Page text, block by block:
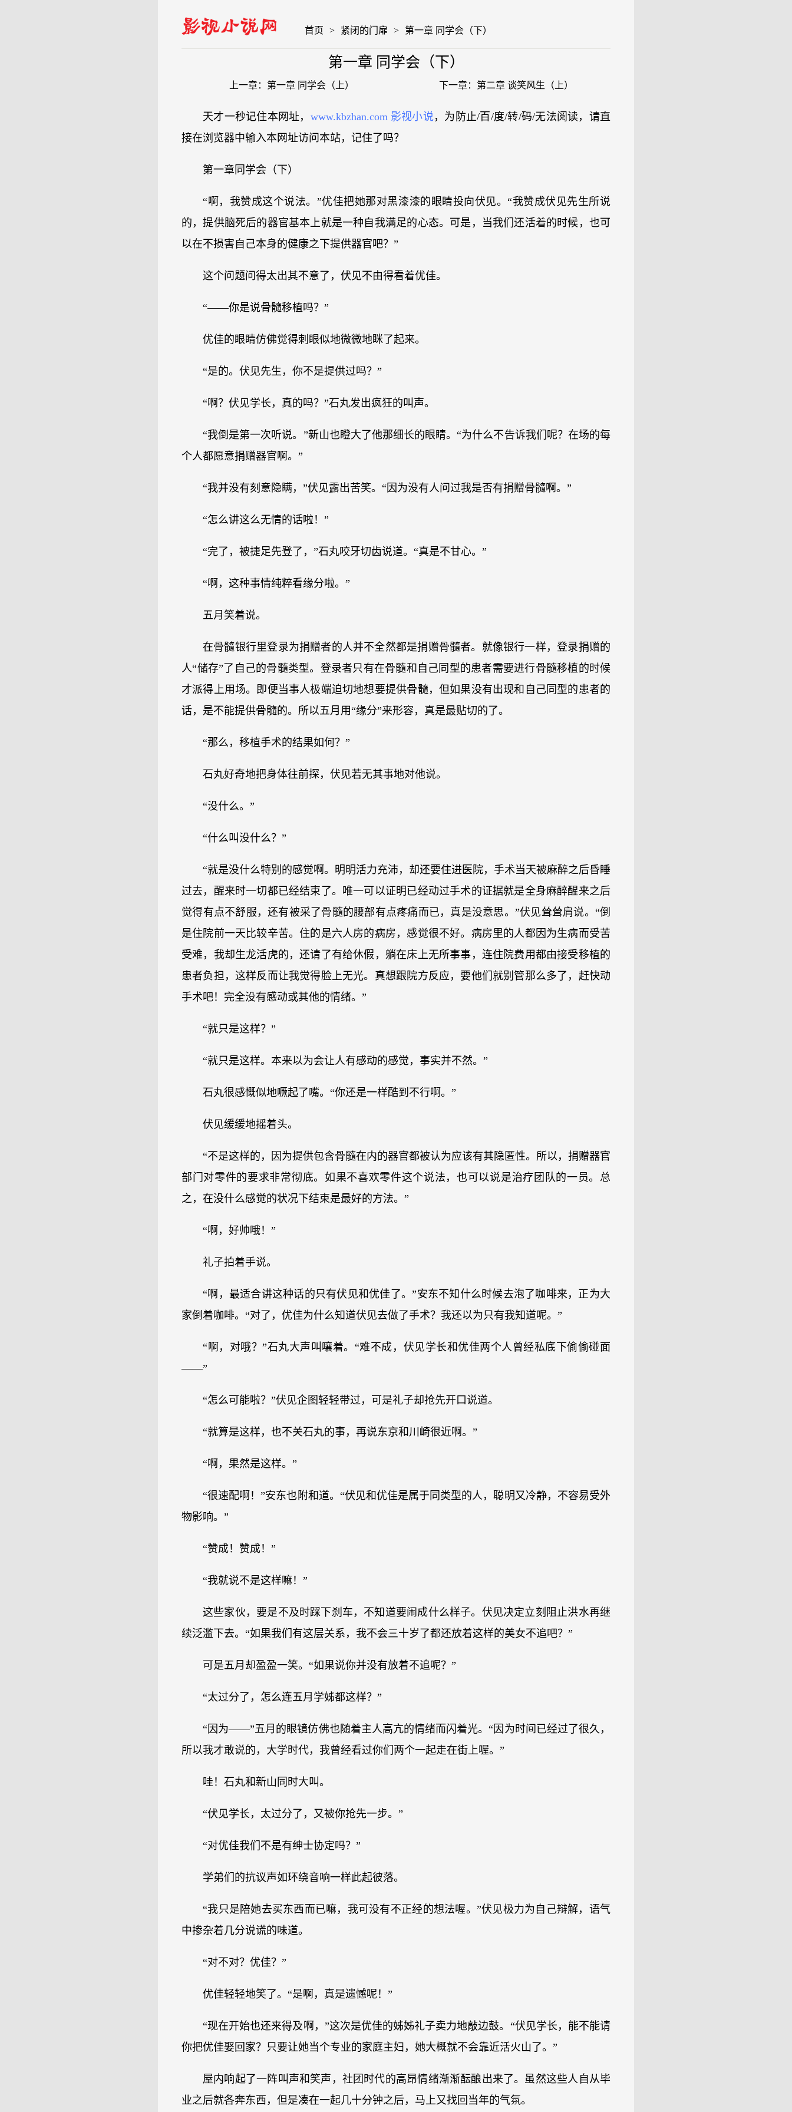
首页 > 紧闭的门扉 > 第一章 同学会（下）
第一章 同学会（下）
上一章： 第一章 同学会（上） 下一章： 第二章 谈笑风生（上）
天才一秒记住本网址， www.kbzhan.com 影视小说，为防止/百/度/转/码/无法阅读，请直
接在浏览器中输入本网址访问本站，记住了吗？
第一章同学会（下）
“啊，我赞成这个说法。”优佳把她那对黑漆漆的眼睛投向伏见。“我赞成伏见先生所说
的，提供脑死后的器官基本上就是一种自我满足的心态。可是，当我们还活着的时候，也可
以在不损害自己本身的健康之下提供器官吧？”
这个问题问得太出其不意了，伏见不由得看着优佳。
“——你是说骨髓移植吗？”
优佳的眼睛仿佛觉得刺眼似地微微地眯了起来。
“是的。伏见先生，你不是提供过吗？”
“啊？伏见学长，真的吗？”石丸发出疯狂的叫声。
“我倒是第一次听说。”新山也瞪大了他那细长的眼睛。“为什么不告诉我们呢？在场的每
个人都愿意捐赠器官啊。”
“我并没有刻意隐瞒，”伏见露出苦笑。“因为没有人问过我是否有捐赠骨髓啊。”
“怎么讲这么无情的话啦！”
“完了，被捷足先登了，”石丸咬牙切齿说道。“真是不甘心。”
“啊，这种事情纯粹看缘分啦。”
五月笑着说。
在骨髓银行里登录为捐赠者的人并不全然都是捐赠骨髓者。就像银行一样，登录捐赠的
人“储存”了自己的骨髓类型。登录者只有在骨髓和自己同型的患者需要进行骨髓移植的时候
才派得上用场。即便当事人极端迫切地想要提供骨髓，但如果没有出现和自己同型的患者的
话，是不能提供骨髓的。所以五月用“缘分”来形容，真是最贴切的了。
“那么，移植手术的结果如何？”
石丸好奇地把身体往前探，伏见若无其事地对他说。
“没什么。”
“什么叫没什么？”
“就是没什么特别的感觉啊。明明活力充沛，却还要住进医院，手术当天被麻醉之后昏睡
过去，醒来时一切都已经结束了。唯一可以证明已经动过手术的证据就是全身麻醉醒来之后
觉得有点不舒服，还有被采了骨髓的腰部有点疼痛而已，真是没意思。”伏见耸耸肩说。“倒
是住院前一天比较辛苦。住的是六人房的病房，感觉很不好。病房里的人都因为生病而受苦
受难，我却生龙活虎的，还请了有给休假，躺在床上无所事事，连住院费用都由接受移植的
患者负担，这样反而让我觉得脸上无光。真想跟院方反应，要他们就别管那么多了，赶快动
手术吧！完全没有感动或其他的情绪。”
“就只是这样？”
“就只是这样。本来以为会让人有感动的感觉，事实并不然。”
石丸很感慨似地噘起了嘴。“你还是一样酷到不行啊。”
伏见缓缓地摇着头。
“不是这样的，因为提供包含骨髓在内的器官都被认为应该有其隐匿性。所以，捐赠器官
部门对零件的要求非常彻底。如果不喜欢零件这个说法，也可以说是治疗团队的一员。总
之，在没什么感觉的状况下结束是最好的方法。”
“啊，好帅哦！”
礼子拍着手说。
“啊，最适合讲这种话的只有伏见和优佳了。”安东不知什么时候去泡了咖啡来，正为大
家倒着咖啡。“对了，优佳为什么知道伏见去做了手术？我还以为只有我知道呢。”
“啊，对哦？”石丸大声叫嚷着。“难不成，伏见学长和优佳两个人曾经私底下偷偷碰面
——”
“怎么可能啦？”伏见企图轻轻带过，可是礼子却抢先开口说道。
“就算是这样，也不关石丸的事，再说东京和川崎很近啊。”
“啊，果然是这样。”
“很速配啊！”安东也附和道。“伏见和优佳是属于同类型的人，聪明又冷静，不容易受外
物影响。”
“赞成！赞成！”
“我就说不是这样嘛！”
这些家伙，要是不及时踩下刹车，不知道要闹成什么样子。伏见决定立刻阻止洪水再继
续泛滥下去。“如果我们有这层关系，我不会三十岁了都还放着这样的美女不追吧？”
可是五月却盈盈一笑。“如果说你并没有放着不追呢？”
“太过分了，怎么连五月学姊都这样？”
“因为——”五月的眼镜仿佛也随着主人高亢的情绪而闪着光。“因为时间已经过了很久，
所以我才敢说的，大学时代，我曾经看过你们两个一起走在街上喔。”
哇！石丸和新山同时大叫。
“伏见学长，太过分了，又被你抢先一步。”
“对优佳我们不是有绅士协定吗？”
学弟们的抗议声如环绕音响一样此起彼落。
“我只是陪她去买东西而已嘛，我可没有不正经的想法喔。”伏见极力为自己辩解，语气
中掺杂着几分说谎的味道。
“对不对？优佳？”
优佳轻轻地笑了。“是啊，真是遗憾呢！”
“现在开始也还来得及啊，”这次是优佳的姊姊礼子卖力地敲边鼓。“伏见学长，能不能请
你把优佳娶回家？只要让她当个专业的家庭主妇，她大概就不会靠近活火山了。”
屋内响起了一阵叫声和笑声，社团时代的高昂情绪渐渐酝酿出来了。虽然这些人自从毕
业之后就各奔东西，但是凑在一起几十分钟之后，马上又找回当年的气氛。